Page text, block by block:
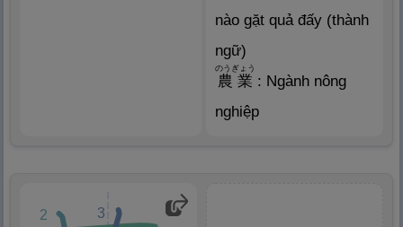
nào gặt quả đấy (thành
ngữ)
農 業
のうぎょう
: Ngành nông
nghiệp
2 3